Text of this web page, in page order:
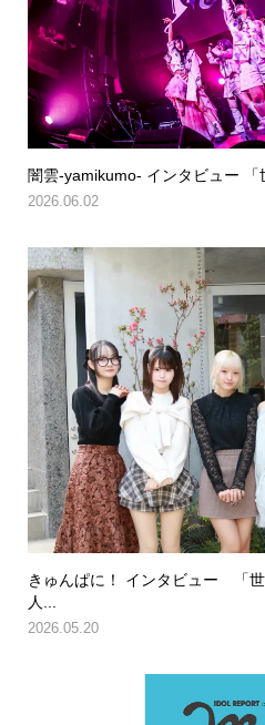
闇雲-yamikumo- インタビュー 「
2026.06.02
きゅんぱに！ インタビュー 「
人...
2026.05.20